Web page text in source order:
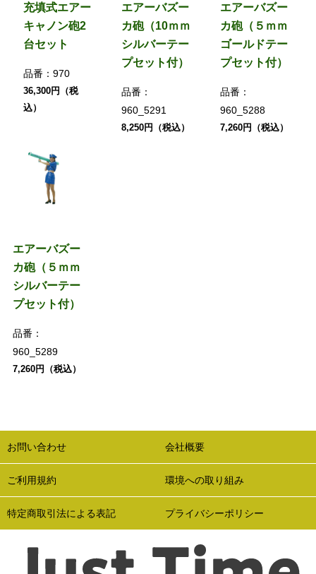
充填式エアー
キャノン砲2
台セット
品番： 970
36,300円（税
込）
エアーバズー
カ砲（10ｍｍ
シルバーテー
プセット付）
品番：
960_5291
8,250円（税込）
エアーバズー
カ砲（５ｍｍ
ゴールドテー
プセット付）
品番：
960_5288
7,260円（税込）
エアーバズー
カ砲（５ｍｍ
シルバーテー
プセット付）
品番：
960_5289
7,260円（税込）
お問い合わせ 会社概要
ご利用規約 環境への取り組み
特定商取引法による表記 プライバシーポリシー